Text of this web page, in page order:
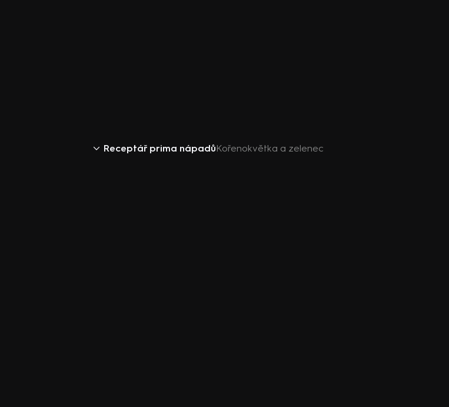
Receptář prima nápadůKořenokvětka a zelenec